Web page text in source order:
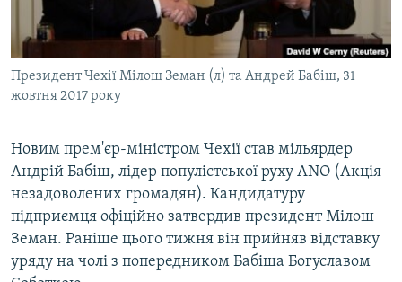
ВІДЕОУРОКИ «ELIFBE»
УКРАЇНСЬКА ПРОБЛЕМА КРИМУ
Русский
Qırımtatar
Усі сайти RFE/RL
Президент Чехії Мілош Земан (л) та Андрей Бабіш, 31
жовтня 2017 року
Новим прем'єр-міністром Чехії став мільярдер
Андрій Бабіш, лідер популістської руху ANO (Акція
незадоволених громадян). Кандидатуру
підприємця офіційно затвердив президент Мілош
Земан. Раніше цього тижня він прийняв відставку
уряду на чолі з попередником Бабіша Богуславом